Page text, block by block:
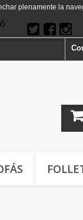
plenamente la